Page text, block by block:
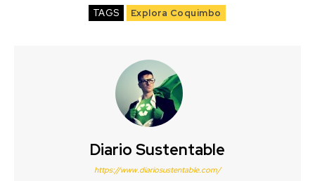
TAGS Explora Coquimbo
Diario Sustentable
https://www.diariosustentable.com/